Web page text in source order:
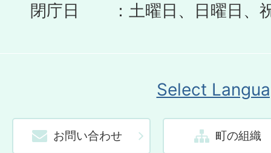
閉庁日
土曜日、日曜日、
Select
お問い合わせ 町の組織